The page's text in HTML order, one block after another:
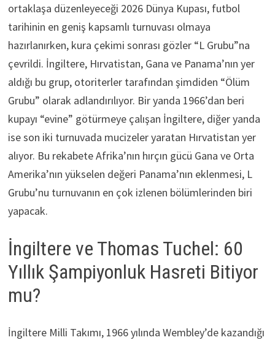
ortaklaşa düzenleyeceği 2026 Dünya Kupası, futbol
tarihinin en geniş kapsamlı turnuvası olmaya
hazırlanırken, kura çekimi sonrası gözler “L Grubu”na
çevrildi. İngiltere, Hırvatistan, Gana ve Panama’nın yer
aldığı bu grup, otoriterler tarafından şimdiden “Ölüm
Grubu” olarak adlandırılıyor. Bir yanda 1966’dan beri
kupayı “evine” götürmeye çalışan İngiltere, diğer yanda
ise son iki turnuvada mucizeler yaratan Hırvatistan yer
alıyor. Bu rekabete Afrika’nın hırçın gücü Gana ve Orta
Amerika’nın yükselen değeri Panama’nın eklenmesi, L
Grubu’nu turnuvanın en çok izlenen bölümlerinden biri
yapacak.
İngiltere ve Thomas Tuchel: 60
Yıllık Şampiyonluk Hasreti Bitiyor
mu?
İngiltere Milli Takımı, 1966 yılında Wembley’de kazandığı